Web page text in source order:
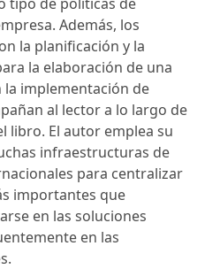
Además, los
la planificación y la
la elaboración de una
implementación de
al lector a lo largo de
libro. El autor emplea su
infraestructuras de
para centralizar
importantes que
en las soluciones
en las